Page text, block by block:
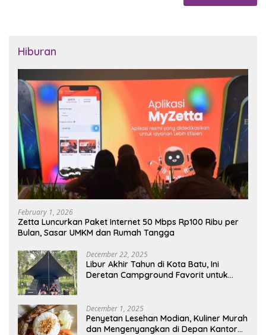
Hiburan
February 1, 2026
Zetta Luncurkan Paket Internet 50 Mbps Rp100 Ribu per
Bulan, Sasar UMKM dan Rumah Tangga
December 22, 2025
Libur Akhir Tahun di Kota Batu, Ini
Deretan Campground Favorit untuk
December 1, 2025
Penyetan Lesehan Modian, Kuliner Murah
dan Mengenyangkan di Depan Kantor